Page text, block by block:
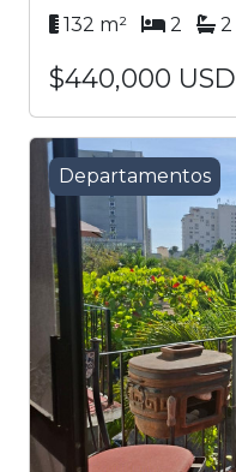
132 m²
2 2
$440,000 USD
Departamentos